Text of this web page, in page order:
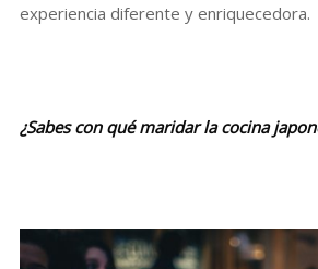
experiencia diferente y enriquecedora.
¿Sabes con qué maridar la cocina